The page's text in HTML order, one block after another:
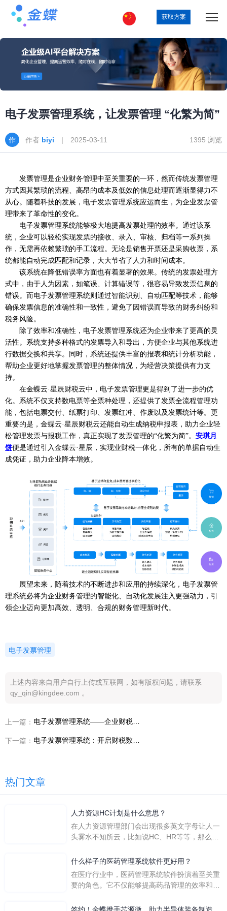
获取方案
电子发票管理系统，让发票管理 “化繁为简”
作者 biyi | 2025-03-11 1395 浏览
发票管理是企业财务管理中至关重要的一环 ， 然而传统发票管理
方式因其繁琐的流程、高昂的成本及低效的信息处理而逐渐显得力不
从心。随着科技的发展，电子发票管理系统应运而生，为企业发票管
理带来了革命性的变化。
电子发票管理系统能够极大地提高发票处理的效率。通过该系
统，企业可以轻松实现发票的接收、录入、审核、归档等一系列操
作，无需再依赖繁琐的手工流程。无论是销售开票还是采购收票，系
统都能自动完成匹配和记录，大大节省了人力和时间成本。
该系统在降低错误率方面也有着显著的效果。传统的发票处理方
式中，由于人为因素，如笔误、计算错误等，很容易导致发票信息的
错误。而电子发票管理系统则通过智能识别、自动匹配等技术，能够
确保发票信息的准确性和一致性，避免了因错误而导致的财务纠纷和
税务风险。
除了效率和准确性，电子发票管理系统还为企业带来了更高的灵
活性。系统支持多种格式的发票导入和导出，方便企业与其他系统进
行数据交换和共享。同时，系统还提供丰富的报表和统计分析功能，
帮助企业更好地掌握发票管理的整体情况，为经营决策提供有力支
持。
在金蝶云·星辰财税云中，电子发票管理更是得到了进一步的优
化。系统不仅支持数电票等全票种处理，还提供了发票全流程管理功
能，包括电票交付、纸票打印、发票红冲、作废以及发票统计等。更
重要的是，金蝶云·星辰财税云还能自动生成纳税申报表，助力企业轻
松管理发票与报税工作，真正实现了发票管理的“化繁为简”。 安琪月
饼便是通过引入金蝶云·星辰，实现业财税一体化，所有的单据自动生
成凭证，助力企业降本增效。
展望未来，随着技术的不断进步和应用的持续深化，电子发票管
理系统必将为企业财务管理的智能化、自动化发展注入更强动力，引
领企业迈向更加高效、透明、合规的财务管理新时代。
电子发票管理
上述内容来自用户自行上传或互联网，如有版权问题，请联系
qy_qin@kingdee.com 。
上一篇：
下一篇：
热门文章
人力资源HC计划是什么意思？
在人力资源管理部门会出现很多英文字母让人一
头雾水不知所云，比如说HC、HR等等，那么它
么呢？
什么样子的医药管理系统软件更好用？
在医疗行业中，医药管理系统软件扮演着至关重
要的角色。它不仅能够提高药品管理的效率和准
一个好用的医药管理系统软件应具备以下特点。
签约！金蝶携手芯源微，助力半导体装备制造领